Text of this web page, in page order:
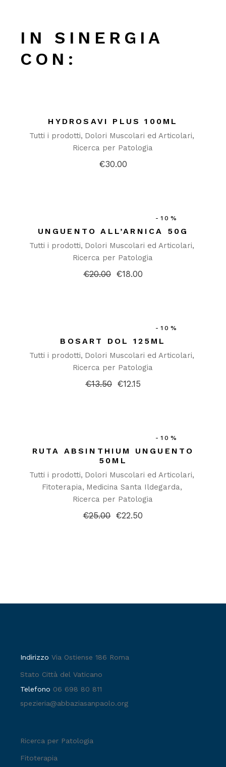
IN SINERGIA
CON:
HYDROSAVI PLUS 100ML
Tutti i prodotti Dolori Muscolari ed Articolari
Ricerca per Patologia
€30.00
-10%
UNGUENTO ALL’ARNICA 50G
Tutti i prodotti Dolori Muscolari ed Articolari
Ricerca per Patologia
€20.00 Il€18.00
Il
-10%
BOSART DOL 125ML
Tutti i prodotti Dolori Muscolari ed Articolari
Ricerca per Patologia
€13.50 €12.15
-10%
RUTA ABSINTHIUM UNGUENTO
50ML
Tutti i prodotti Dolori Muscolari ed Articolari
Fitoterapia Medicina Santa Ildegarda
Ricerca per Patologia
€25.00 Il€22.50
Il
IndirizzoVia Ostiense 186 Roma
Stato Città del Vaticano
Telefono 06 698 80 811
spezieria@abbaziasanpaolo.org
Ricerca per Patologia
Fitoterapia